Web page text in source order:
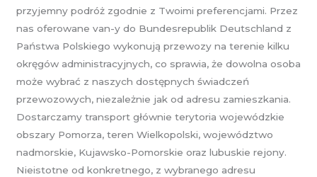
przyjemny podróż zgodnie z Twoimi preferencjami. Przez
nas oferowane van-y do Bundesrepublik Deutschland z
Państwa Polskiego wykonują przewozy na terenie kilku
okręgów administracyjnych, co sprawia, że dowolna osoba
może wybrać z naszych dostępnych świadczeń
przewozowych, niezależnie jak od adresu zamieszkania.
Dostarczamy transport głównie terytoria wojewódzkie
obszary Pomorza, teren Wielkopolski, województwo
nadmorskie, Kujawsko-Pomorskie oraz lubuskie rejony.
Nieistotne od konkretnego, z wybranego adresu